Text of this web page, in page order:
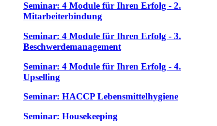
Seminar: 4 Module für Ihren Erfolg - 2.
Mitarbeiterbindung
Seminar: 4 Module für Ihren Erfolg - 3.
Beschwerdemanagement
Seminar: 4 Module für Ihren Erfolg - 4.
Upselling
Seminar: HACCP Lebensmittelhygiene
Seminar: Housekeeping